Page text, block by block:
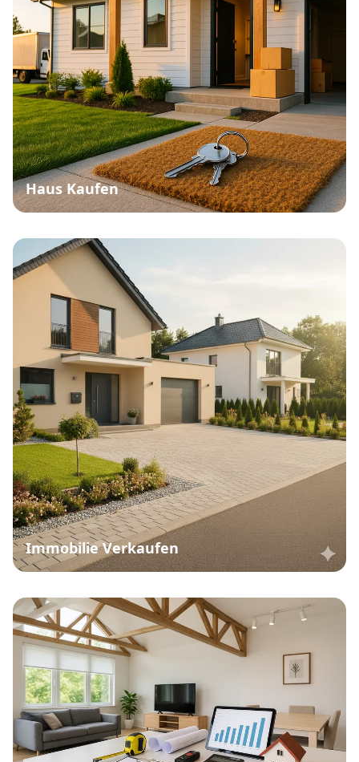
Haus Kaufen
Immobilie Verkaufen